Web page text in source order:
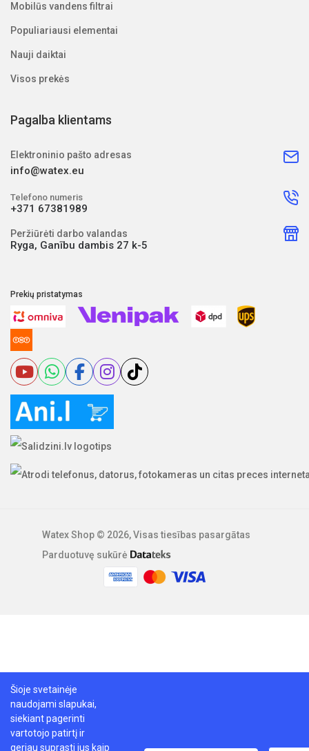
Mobilūs vandens filtrai
Populiariausi elementai
Nauji daiktai
Visos prekės
Pagalba klientams
Elektroninio pašto adresas
info@watex.eu
Telefono numeris
+371 67381989
Peržiūrėti darbo valandas
Ryga, Ganību dambis 27 k-5
Prekių pristatymas
Watex Shop © 2026, Visas tiesības pasargātas
Parduotuvę sukūrė
Šioje svetainėje
naudojami slapukai,
siekiant pagerinti
vartotojo patirtį ir
geriau suprasti jus kaip